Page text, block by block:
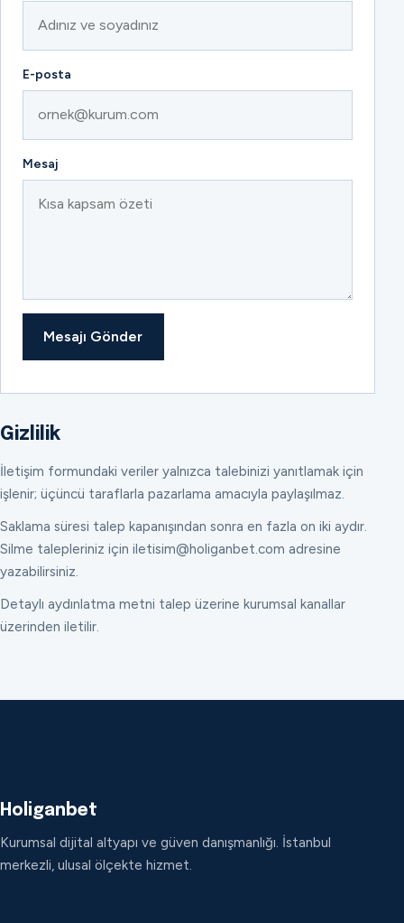
E-posta
Mesaj
Mesajı Gönder
Gizlilik
İletişim formundaki veriler yalnızca talebinizi yanıtlamak için
işlenir; üçüncü taraflarla pazarlama amacıyla paylaşılmaz.
Saklama süresi talep kapanışından sonra en fazla on iki aydır.
Silme talepleriniz için iletisim@holiganbet.com adresine
yazabilirsiniz.
Detaylı aydınlatma metni talep üzerine kurumsal kanallar
üzerinden iletilir.
Holiganbet
Kurumsal dijital altyapı ve güven danışmanlığı. İstanbul
merkezli, ulusal ölçekte hizmet.